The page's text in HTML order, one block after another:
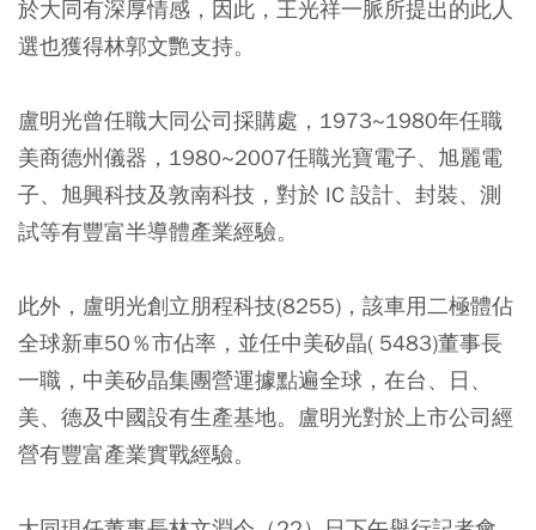
於大同有深厚情感，因此，王光祥一脈所提出的此人
選也獲得林郭文艷支持。
盧明光曾任職大同公司採購處，1973~1980年任職
美商德州儀器，1980~2007任職光寶電子、旭麗電
子、旭興科技及敦南科技，對於 IC 設計、封裝、測
試等有豐富半導體產業經驗。
此外，盧明光創立朋程科技(8255)，該車用二極體佔
全球新車50％市佔率，並任中美矽晶( 5483)董事長
一職，中美矽晶集團營運據點遍全球，在台、日、
美、德及中國設有生產基地。盧明光對於上市公司經
營有豐富產業實戰經驗。